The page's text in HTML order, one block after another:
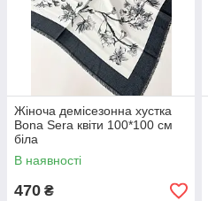
Жіноча демісезонна хустка
Bona Sera квіти 100*100 см
біла
В наявності
470 ₴